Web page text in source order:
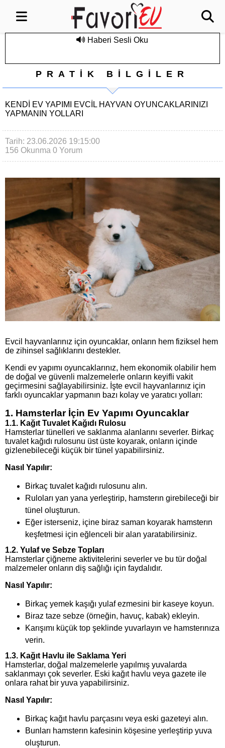
Haberi Sesli Oku
PRATİK BİLGİLER
KENDI EV YAPIMI EVCIL HAYVAN OYUNCAKLARINIZI
YAPMANIN YOLLARI
Tarih: 23.06.2026 19:15:00
156 Okunma 0 Yorum
Evcil hayvanlarınız için oyuncaklar, onların hem fiziksel hem
de zihinsel sağlıklarını destekler.
Kendi ev yapımı oyuncaklarınız, hem ekonomik olabilir hem
de doğal ve güvenli malzemelerle onların keyifli vakit
geçirmesini sağlayabilirsiniz. İşte evcil hayvanlarınız için
farklı oyuncaklar yapmanın bazı kolay ve yaratıcı yolları:
1. Hamsterlar İçin Ev Yapımı Oyuncaklar
1.1. Kağıt Tuvalet Kağıdı Rulosu
Hamsterlar tünelleri ve saklanma alanlarını severler. Birkaç
tuvalet kağıdı rulosunu üst üste koyarak, onların içinde
gizlenebileceği küçük bir tünel yapabilirsiniz.
Nasıl Yapılır:
Birkaç tuvalet kağıdı rulosunu alın.
Ruloları yan yana yerleştirip, hamsterın girebileceği bir
tünel oluşturun.
Eğer isterseniz, içine biraz saman koyarak hamsterın
keşfetmesi için eğlenceli bir alan yaratabilirsiniz.
1.2. Yulaf ve Sebze Topları
Hamsterlar çiğneme aktivitelerini severler ve bu tür doğal
malzemeler onların diş sağlığı için faydalıdır.
Nasıl Yapılır:
Birkaç yemek kaşığı yulaf ezmesini bir kaseye koyun.
Biraz taze sebze (örneğin, havuç, kabak) ekleyin.
Karışımı küçük top şeklinde yuvarlayın ve hamsterınıza
verin.
1.3. Kağıt Havlu ile Saklama Yeri
Hamsterlar, doğal malzemelerle yapılmış yuvalarda
saklanmayı çok severler. Eski kağıt havlu veya gazete ile
onlara rahat bir yuva yapabilirsiniz.
Nasıl Yapılır:
Birkaç kağıt havlu parçasını veya eski gazeteyi alın.
Bunları hamsterın kafesinin köşesine yerleştirip yuva
oluşturun.